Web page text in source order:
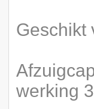
Geschikt
werking